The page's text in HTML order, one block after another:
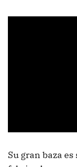
Su gran baza es